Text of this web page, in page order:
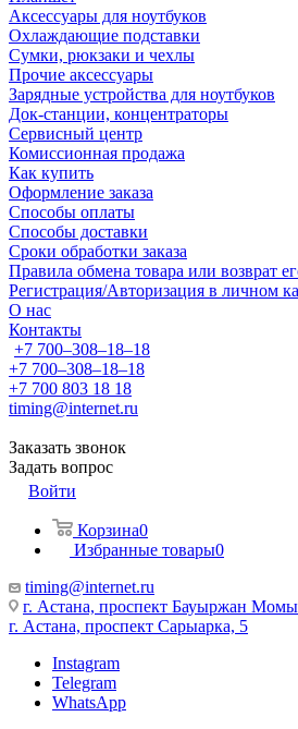
Аксессуары для ноутбуков
Охлаждающие подставки
Сумки, рюкзаки и чехлы
Прочие аксессуары
Зарядные устройства для ноутбуков
Док-станции, концентраторы
Сервисный центр
Комиссионная продажа
Как купить
Оформление заказа
Способы оплаты
Способы доставки
Сроки обработки заказа
Правила обмена товара или возврат
Регистрация/Авторизация в личном
О нас
Контакты
+7 700‒308‒18‒18
+7 700‒308‒18‒18
+7 700 803 18 18
timing@internet.ru
Заказать звонок
Задать вопрос
Войти
Корзина0
Избранные товары0
timing@internet.ru
г. Астана, проспект Бауыржан
г. Астана, проспект Сарыарка, 5
Instagram
Telegram
WhatsApp